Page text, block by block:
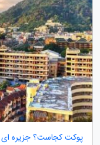
پوکت کجاست؟ جزیره ای